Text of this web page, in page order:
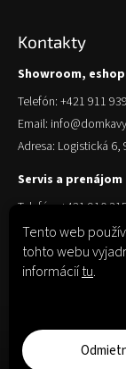
Tento web
tohto webu
informáciítu.
Kontakty
Showroom,
Telefón: +421 911
Email:
Adresa: Logistická 6,
Servis a
Telefón: +421 910
Email:
Adresa: Logistická 6,